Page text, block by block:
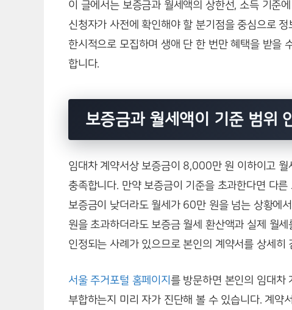
이 글에서는 보증금과 월세액의 상한선, 소득 기준
신청자가 사전에 확인해야 할 분기점을 중심으로
한시적으로 모집하며 생애 단 한 번만 혜택을 받을
합니다.
보증금과 월세액이 기준 범위
임대차 계약서상 보증금이 8,000만 원 이하이고
충족합니다. 만약 보증금이 기준을 초과한다면 다
보증금이 낮더라도 월세가 60만 원을 넘는 상황에
원을 초과하더라도 보증금 월세 환산액과 실제 월
인정되는 사례가 있으므로 본인의 계약서를 상세히
서울 주거포털 홈페이지를 방문하면 본인의 임대차
부합하는지 미리 자가 진단해 볼 수 있습니다. 계약